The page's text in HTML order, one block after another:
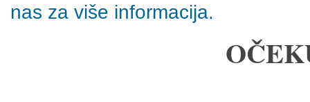
nas za više informacija.